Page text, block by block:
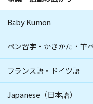
Baby Kumon
ペン習字・かきかた・筆
フランス語・ドイツ語
Japanese（日本語）